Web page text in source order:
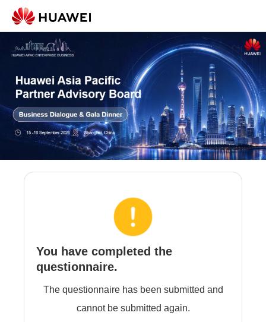
You have completed the
questionnaire.
The questionnaire has been submitted and
cannot be submitted again.